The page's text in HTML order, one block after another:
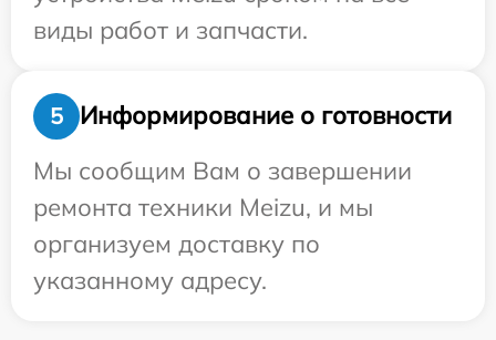
виды работ и запчасти.
5
Информирование о готовности
Мы сообщим Вам о завершении
ремонта техники Meizu, и мы
организуем доставку по
указанному адресу.